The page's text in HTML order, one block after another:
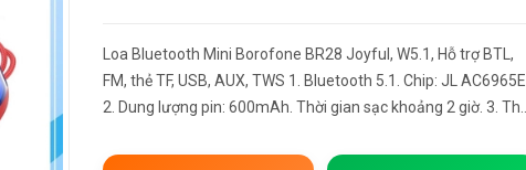
Loa Bluetooth Mini Borofone BR28 Joyful, W5.1, Hỗ trợ BTL,
FM, thẻ TF, USB, AUX, TWS 1. Bluetooth 5.1. Chip: JL AC6965E.
2. Dung lượng pin: 600mAh. Thời gian sạc khoảng 2 giờ. 3. Thời
Kích...